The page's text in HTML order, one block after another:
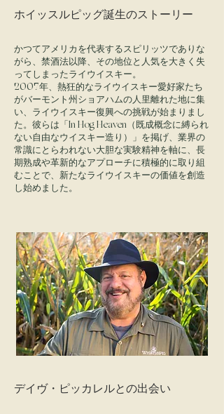
ホイッスルピッグ誕生のストーリー
かつてアメリカを代表するスピリッツでありな
がら、禁酒法以降、その地位と人気を大きく失
ってしまったライウイスキー。
2007年、熱狂的なライウイスキー愛好家たち
がバーモント州ショアハムの人里離れた地に集
い、ライウイスキー復興への挑戦が始まりまし
た。彼らは「In Hog Heaven（既成概念に縛られ
ない自由なウイスキー造り）」を掲げ、業界の
常識にとらわれない大胆な実験精神を軸に、長
期熟成や革新的なアプローチに積極的に取り組
むことで、新たなライウイスキーの価値を創造
し始めました。
デイヴ・ピッカレルとの出会い